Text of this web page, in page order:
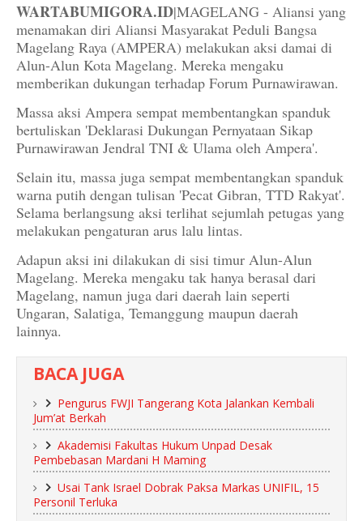
WARTABUMIGORA.ID|MAGELANG - Aliansi yang
menamakan diri Aliansi Masyarakat Peduli Bangsa
Magelang Raya (AMPERA) melakukan aksi damai di
Alun-Alun Kota Magelang. Mereka mengaku
memberikan dukungan terhadap Forum Purnawirawan.
Massa aksi Ampera sempat membentangkan spanduk
bertuliskan 'Deklarasi Dukungan Pernyataan Sikap
Purnawirawan Jendral TNI & Ulama oleh Ampera'.
Selain itu, massa juga sempat membentangkan spanduk
warna putih dengan tulisan 'Pecat Gibran, TTD Rakyat'.
Selama berlangsung aksi terlihat sejumlah petugas yang
melakukan pengaturan arus lalu lintas.
Adapun aksi ini dilakukan di sisi timur Alun-Alun
Magelang. Mereka mengaku tak hanya berasal dari
Magelang, namun juga dari daerah lain seperti
Ungaran, Salatiga, Temanggung maupun daerah
lainnya.
BACA JUGA
Pengurus FWJI Tangerang Kota Jalankan Kembali
Jum’at Berkah
Akademisi Fakultas Hukum Unpad Desak
Pembebasan Mardani H Maming
Usai Tank Israel Dobrak Paksa Markas UNIFIL, 15
Personil Terluka